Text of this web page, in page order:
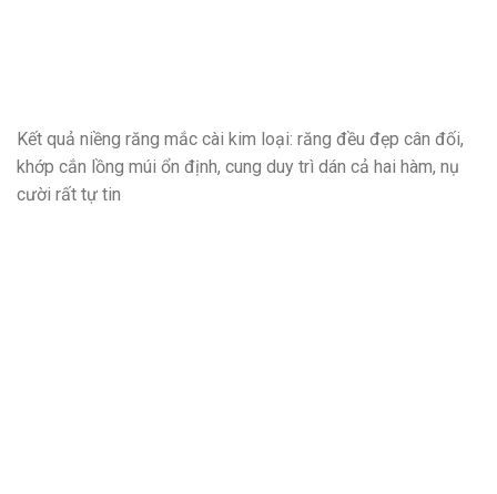
Kết quả niềng răng mắc cài kim loại: răng đều đẹp cân đối,
khớp cắn lồng múi ổn định, cung duy trì dán cả hai hàm, nụ
cười rất tự tin